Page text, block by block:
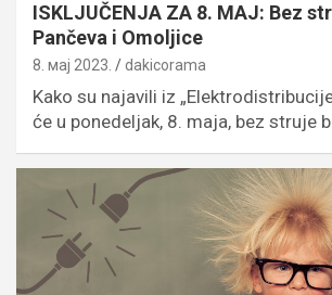
ISKLJUČENJA ZA 8. MAJ: Bez
Pančeva i Omoljice
8. мај 2023. dakicorama
Kako su najavili iz
će u ponedeljak, 8. maja, bez struje